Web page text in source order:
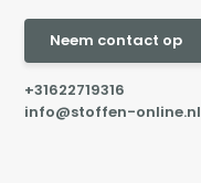
Neem contact op
+31622719316
info@stoffen-online.nl